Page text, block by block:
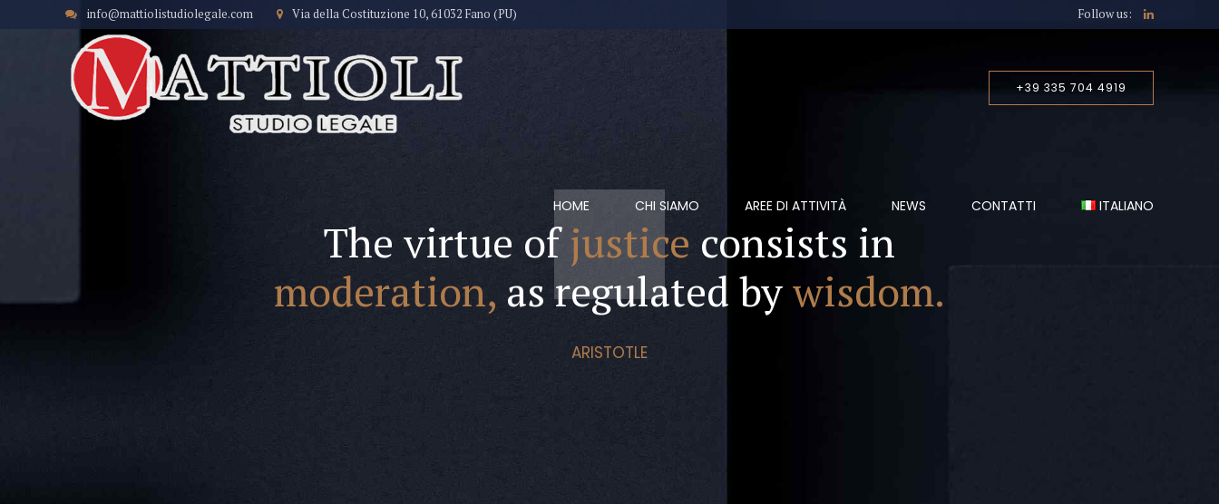
info@mattiolistudiolegale.com Via della Costituzione 10, 61032 Fano (PU) Follow us:
+39 335 704 4919
HOME CHI SIAMO AREE DI ATTIVITÀ NEWS CONTATTI ITALIANO
The virtue ofjustice consists in
moderation, as regulated bywisdom.
ARISTOTLE